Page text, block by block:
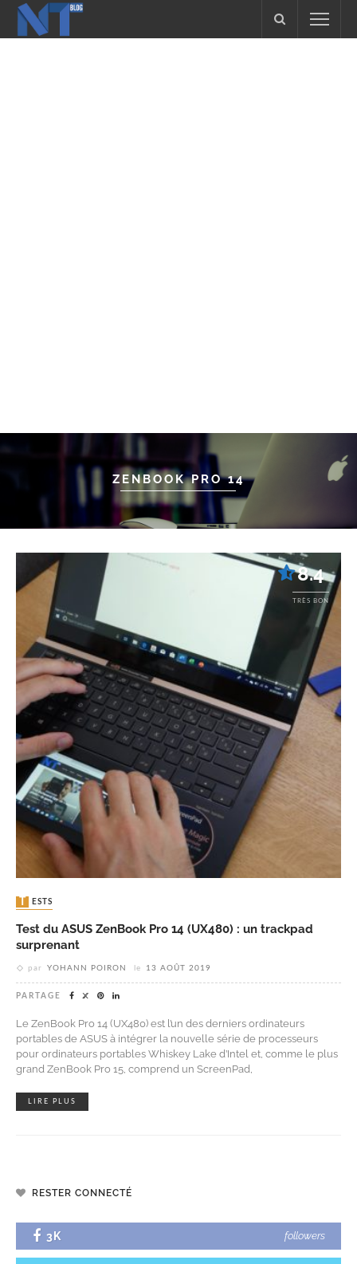
ZENBOOK PRO 14
8.4
TRÈS BON
TESTS
Test du ASUS ZenBook Pro 14 (UX480) : un trackpad
surprenant
par YOHANN POIRON le 13 AOÛT 2019
PARTAGE
Le ZenBook Pro 14 (UX480) est l’un des derniers ordinateurs
portables de ASUS à intégrer la nouvelle série de processeurs
pour ordinateurs portables Whiskey Lake d’Intel et, comme le plus
grand ZenBook Pro 15, comprend un ScreenPad,
LIRE PLUS
RESTER CONNECTÉ
3K followers